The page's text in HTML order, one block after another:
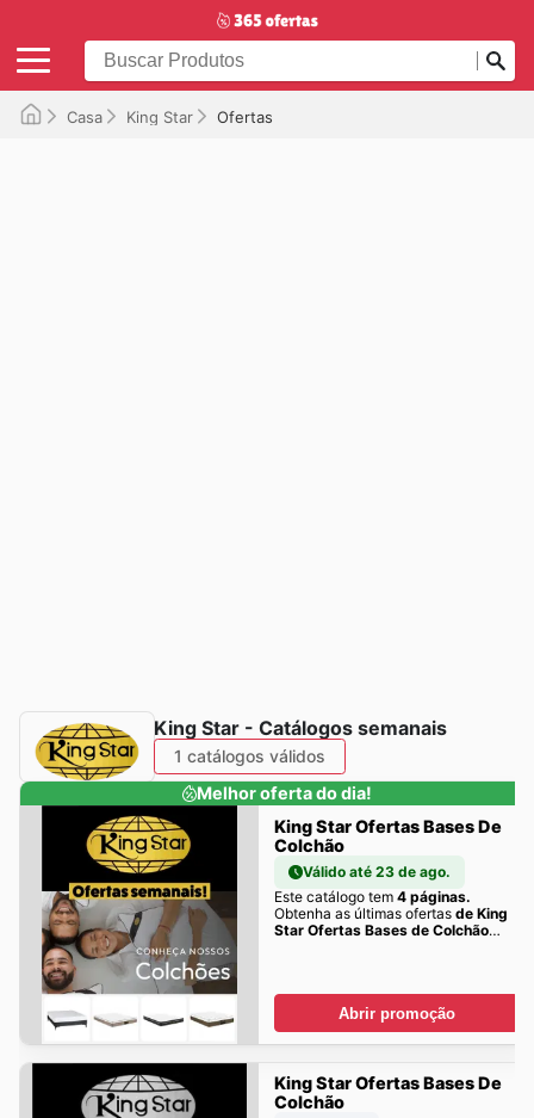
Casa King Star Ofertas
King Star - Catálogos semanais
1 catálogos válidos
Melhor oferta do dia!
King Star Ofertas Bases De
Colchão
Válido até 23 de ago.
Este catálogo tem 4 páginas.
Obtenha as últimas ofertas de King
Star Ofertas Bases de Colchão
Abrir promoção
King Star Ofertas Bases De
Colchão